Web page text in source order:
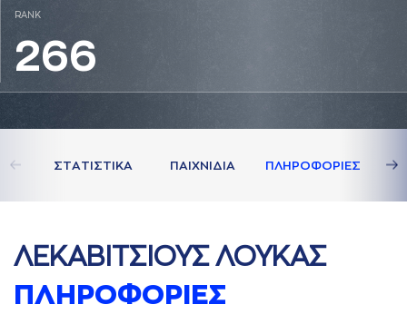
RANK
266
ΣΤAΤΙΣΤΙΚA ΠAΙΧΝΙΔΙA ΠΛΗΡΟΦΟΡΙΕΣ
ΛΕΚAΒΙΤΣΙΟΥΣ ΛΟΥΚAΣ
ΠΛΗΡΟΦΟΡΙΕΣ